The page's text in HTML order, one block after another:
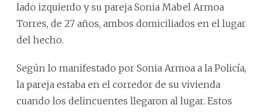
lado izquierdo y su pareja Sonia Mabel Armoa
Torres, de 27 años, ambos domiciliados en el lugar
del hecho.
Según lo manifestado por Sonia Armoa a la Policía,
la pareja estaba en el corredor de su vivienda
cuando los delincuentes llegaron al lugar. Estos